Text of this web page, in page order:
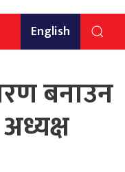
English
बनाउन